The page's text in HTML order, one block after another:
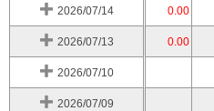
2026/07/14 0.00
2026/07/13 0.00
2026/07/10
2026/07/09